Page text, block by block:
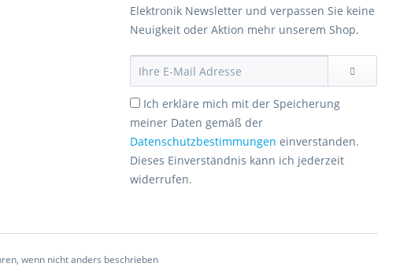
Elektronik Newsletter und verpassen Sie keine
Neuigkeit oder Aktion mehr unserem Shop.
Ich erkläre mich mit der Speicherung
meiner Daten gemäß der
Datenschutzbestimmungen einverstanden.
Dieses Einverständnis kann ich jederzeit
widerrufen.
wenn nicht anders beschrieben